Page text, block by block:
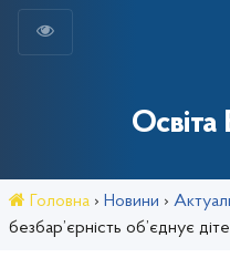
Освіта
Головна › Новини ›
безбар’єрність об’єднує